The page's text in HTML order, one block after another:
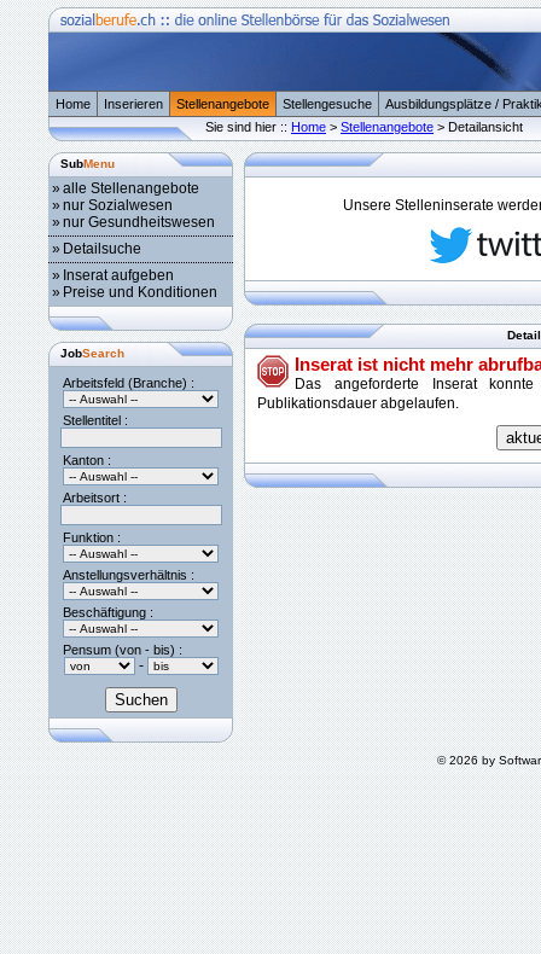
Home Inserieren Stellenangebote Stellengesuche
Ausbildungsplätze /
Sie sind hier :: Home > Stellenangebote > Detailansicht
SubMenu
»alle Stellenangebote
»nur Sozialwesen
»nur Gesundheitswesen
» Detailsuche
» Inserat aufgeben
» Preise und Konditionen
JobSearch
Arbeitsfeld (Branche) :
Stellentitel :
Kanton :
Arbeitsort :
Funktion :
Anstellungsverhältnis :
Beschäftigung :
Pensum (von - bis) :
-
Unsere Stelleninserate
Inserat ist nicht mehr
Das angeforderte Inserat
Publikationsdauer abgelaufen.
© 2026 by